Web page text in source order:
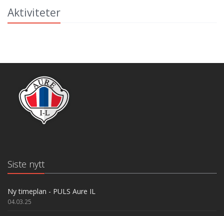
Aktiviteter
Siste nytt
Ny timeplan - PULS Aure IL
04.03.25